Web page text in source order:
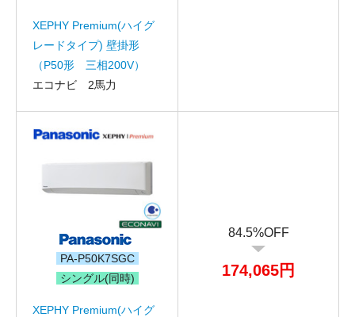
XEPHY Premium(ハイグ
レードタイプ) 壁掛形
（P50形 三相200V）
エコナビ 2馬力
PA-P50K7SGC
シングル(同時)
XEPHY Premium(ハイグ
84.5%OFF
174,065円